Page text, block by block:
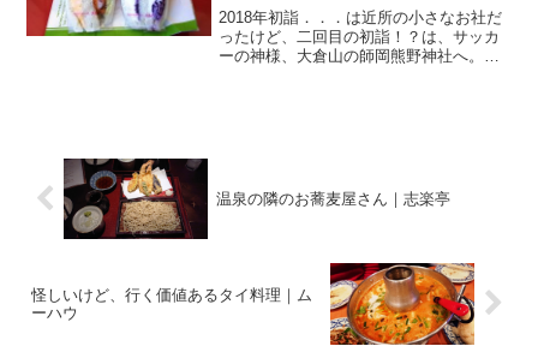
2018年初詣．．．は近所の小さなお社だ
ったけど、二回目の初詣！？は、サッカ
ーの神様、大倉山の師岡熊野神社へ。
温泉の隣のお蕎麦屋さん｜志楽亭
怪しいけど、行く価値あるタイ料理｜ム
ーハウ